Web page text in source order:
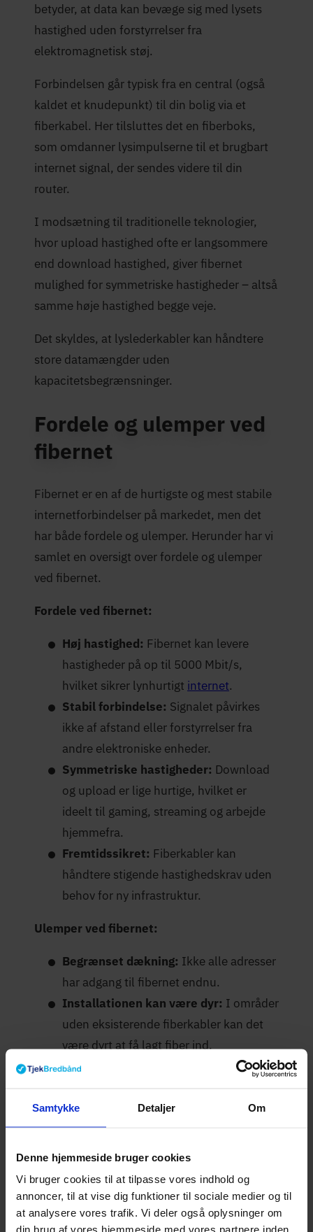
Samtykke Detaljer Om
Denne hjemmeside bruger cookies
Vi bruger cookies til at tilpasse vores indhold og
annoncer, til at vise dig funktioner til sociale medier og til
at analysere vores trafik. Vi deler også oplysninger om
din brug af vores hjemmeside med vores partnere inden
betyder, at data kan bevæge sig med lysets
hastighed uden forstyrrelser fra
elektromagnetisk støj.
Forbindelsen går typisk fra en central (også
kaldet et knudepunkt) til din bolig via et
fiberkabel. Her tilsluttes det en fiberboks,
som omdanner lysimpulserne til et brugbart
internet signal, der sendes videre til din
router.
I modsætning til traditionelle teknologier,
hvor upload hastighed ofte er langsommere
end download hastighed, giver fibernet
mulighed for symmetriske hastigheder – altså
samme høje hastighed begge veje.
Det skyldes, at lyslederkabler kan håndtere
store datamængder uden
kapacitetsbegrænsninger.
Fordele og ulemper ved
fibernet
Fibernet er en af de hurtigste og mest stabile
internetforbindelser på markedet, men det
har både fordele og ulemper. Herunder har vi
samlet en oversigt over fordele og ulemper
ved fibernet.
Fordele ved fibernet:
Høj hastighed: Fibernet kan levere
hastigheder på op til 5000 Mbit/s,
hvilket sikrer lynhurtigt internet.
Stabil forbindelse: Signalet påvirkes
ikke af afstand eller forstyrrelser fra
andre elektroniske enheder.
Symmetriske hastigheder: Download
og upload er lige hurtige, hvilket er
ideelt til gaming, streaming og arbejde
hjemmefra.
Fremtidssikret: Fiberkabler kan
håndtere stigende hastighedskrav uden
behov for ny infrastruktur.
Ulemper ved fibernet:
Begrænset dækning: Ikke alle adresser
har adgang til fibernet endnu.
Installationen kan være dyr: I områder
uden eksisterende fiberkabler kan det
være dyrt at få lagt fiber ind.
Afhængig af fiberudbyderen:
Du er
fibernettet i dit område, medmindre der
er åbent netværk.
Hvilke fibernet udbydere
findes der i Danmark?